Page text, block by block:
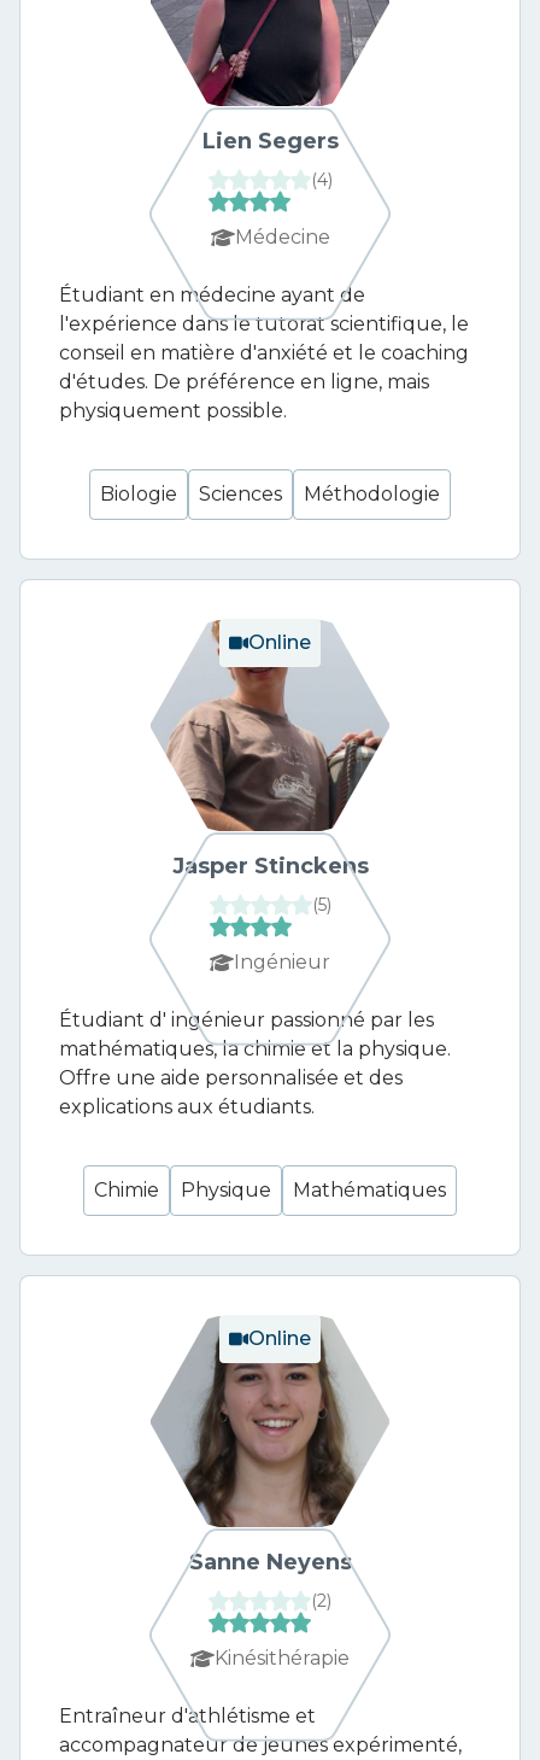
Lien Segers
(4)
Médecine
Étudiant en médecine ayant de
l'expérience dans le tutorat scientifique, le
conseil en matière d'anxiété et le coaching
d'études. De préférence en ligne, mais
physiquement possible.
Biologie Sciences Méthodologie
Jasper Stinckens
(5)
Online
Ingénieur
Étudiant d' ingénieur passionné par les
mathématiques, la chimie et la physique.
Offre une aide personnalisée et des
explications aux étudiants.
Chimie Physique Mathématiques
Sanne Neyens
(2)
Online
Kinésithérapie
Entraîneur d'athlétisme et
accompagnateur de jeunes expérimenté,